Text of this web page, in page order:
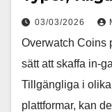
03/03/2026
Overwatch Coins
sätt att skaffa in-
Tillgängliga i
plattformar, kan